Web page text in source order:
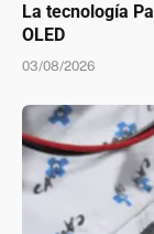
La tecnología
OLED
03/08/2026